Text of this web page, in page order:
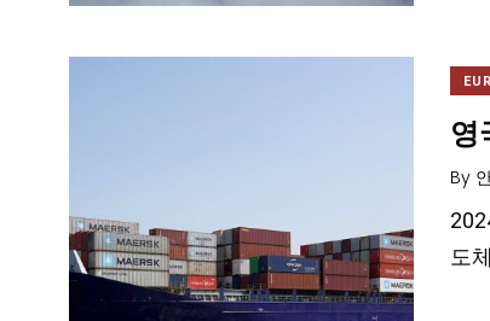
영
By
도